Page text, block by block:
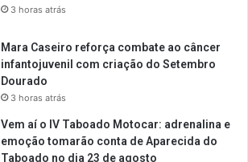
3 horas atrás
Mara Caseiro reforça combate ao câncer
infantojuvenil com criação do Setembro
Dourado
3 horas atrás
Vem aí o IV Taboado Motocar: adrenalina e
emoção tomarão conta de Aparecida do
Taboado no dia 23 de agosto